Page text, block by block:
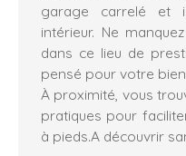
garage carrelé et
intérieur. Ne
dans ce lieu de
pensé pour votre
À proximité, vous
pratiques pour
à pieds.A découvrir